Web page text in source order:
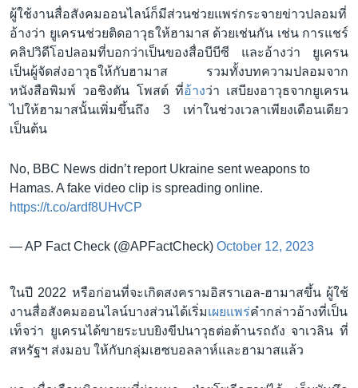
ผู้ใช้งานสื่อสังคมออนไลน์ก็มีส่วนช่วยแพร่กระจายข่าวปลอมที่
อ้างว่า ยูเครนช่วยติดอาวุธให้ฮามาส ด้วยเช่นกัน เช่น การแชร์
คลิปวิดีโอปลอมที่บอกว่าเป็นของสื่อบีบีซี และอ้างว่า ยูเครน
เป็นผู้จัดส่งอาวุธให้กับฮามาส รวมทั้งบทความปลอมจาก
หนังสือพิมพ์ วอชิงตัน โพสต์ ที่อ้างว่า เสบียงอาวุธจากยูเครน
ไปให้ฮามาสนั้นเพิ่มขึ้นถึง 3 เท่าในช่วงเวลาเพียงเดือนเดียว
เป็นต้น
No, BBC News didn’t report Ukraine sent weapons to
Hamas. A fake video clip is spreading online.
https://t.co/ardf8UHvCP
— AP Fact Check (@APFactCheck) October 12, 2023
ในปี 2022 หรือก่อนที่จะเกิดสงครามอิสราเอล-ฮามาสขึ้น ผู้ใช้
งานสื่อสังคมออนไลน์บางส่วนได้เริ่มเผยแพร่คำกล่าวอ้างที่เป็น
เท็จว่า ยูเครนได้ขายระบบยิงขีปนาวุธต่อต้านรถถัง จาเวลิน ที่
สหรัฐฯ ส่งมอบ ให้กับกลุ่มเฮซบอลลาห์และฮามาสแล้ว